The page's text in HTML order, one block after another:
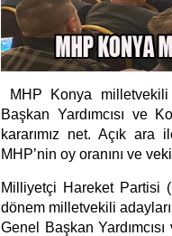
MHP Konya milletvekili
Başkan Yardımcısı ve
kararımız net. Açık ara
MHP’nin oy oranını ve
Milliyetçi Hareket Partisi
dönem milletvekili
Genel Başkan